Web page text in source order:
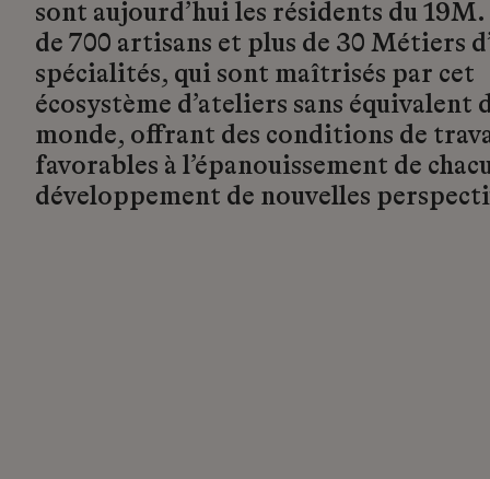
sont aujourd’hui les résidents du
de 700 artisans et plus de 30 Métiers
spécialités, qui sont maîtrisés par cet
écosystème d’ateliers sans équivalent
monde, offrant des conditions de
favorables à l’épanouissement de
développement de nouvelles